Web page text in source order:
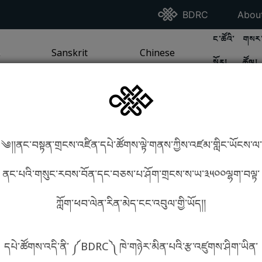
Go To BDRC
BDRC Go
/ SEA TRADITIONPAGE
GO TOSANSKRIT TRADITION
Sanskrit
GO TOCHINESE TRADITION
Chinese
GO TO
ང་ཚོའི་
སྐོར།
GO
ཚོལ།
༄།།ནང་བསྟན་གྲངས་འཛིན་དཔེ་ཚོགས་ལྟེ་གནས་ཀྱིས་འཛམ་གླིང་ཡོངས་ལ་
ནང་པའི་གསུང་རབས་བོན་དང་བཅས་པ་ཤོག་གྲངས་ས་ཡ་༣༥༠༠ལྷག་བལྟ་
ཀློག་ཕབ་ལེན་རིན་མེད་ངང་འབུལ་གྱི་ཡོད།།
དཔེ་ཚོགས་འདི་ནི་ ༼BDRC༽ ཁེ་གཉེར་མིན་པའི་རྩ་འཛུགས་ཤིག་ཡིན་
phonetics! How to find things?